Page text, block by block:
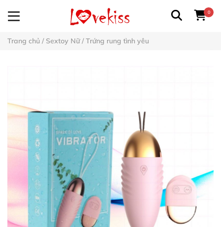
0
Trang chủ / Sextoy Nữ/ Trứng rung tình yêu